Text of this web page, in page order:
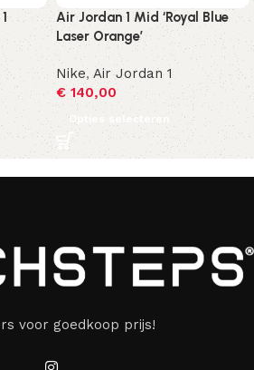
Air Jordan 1 Mid ‘Royal Blue
Laser Orange’
Nike,Air Jordan 1
€140,00
Opties selecteren
voor goedkoop prijs!